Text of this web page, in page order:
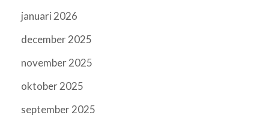
januari 2026
december 2025
november 2025
oktober 2025
september 2025